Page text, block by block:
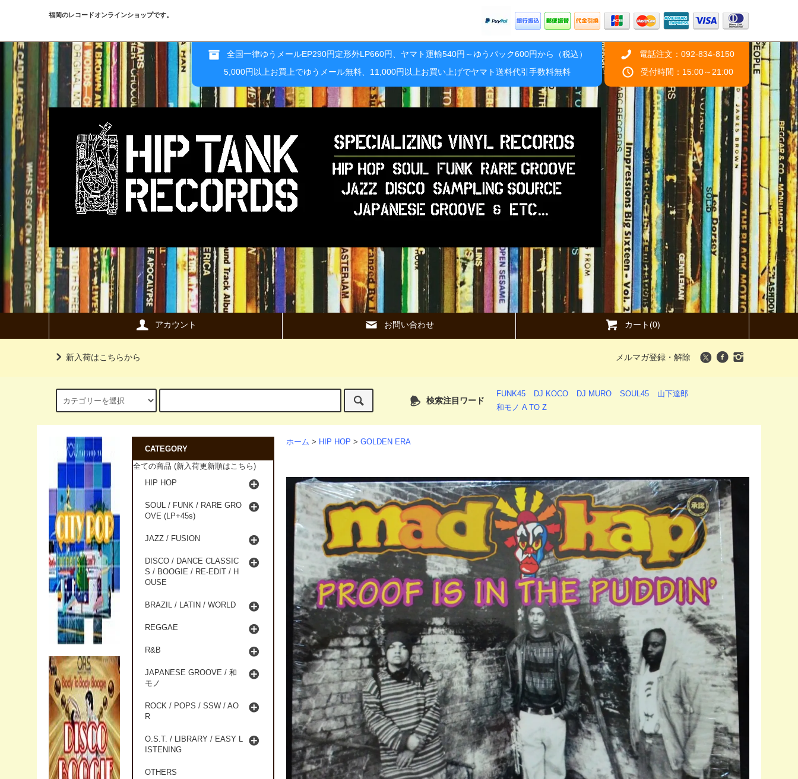
福岡のレコードオンラインショップです。
全国一律ゆうメールEP290円定形外LP660円、ヤマト運輸540円～ゆうパック600円から（税込）
5,000円以上お買上でゆうメール無料、11,000円以上お買い上げでヤマト送料代引手数料無料
電話注文：092-834-8150
受付時間：15:00～21:00
アカウント お問い合わせ カート(0)
新入荷はこちらから メルマガ登録・解除
検索注目ワード
FUNK45 DJ KOCO DJ MURO SOUL45
山下達郎
和モノ A TO Z
ホーム > HIP HOP > GOLDEN ERA
CATEGORY
全ての商品 (新入荷更新順はこちら)
HIP HOP
SOUL / FUNK / RARE GRO
OVE (LP+45s)
JAZZ / FUSION
DISCO / DANCE CLASSIC
S / BOOGIE / RE-EDIT / H
OUSE
BRAZIL / LATIN / WORLD
REGGAE
R&B
JAPANESE GROOVE / 和
モノ
ROCK / POPS / SSW / AO
R
O.S.T. / LIBRARY / EASY L
ISTENING
OTHERS